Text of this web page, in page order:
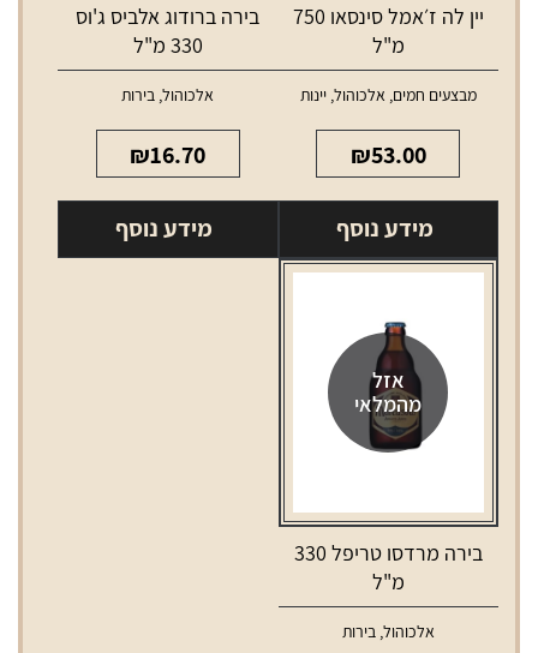
יין לה ז׳אמל סינסאו 750
מ"ל
מבצעים חמים, אלכוהול,יינות
₪53.00
מידע נוסף
בירה ברודוג אלביס ג'וס
330 מ"ל
אלכוהול, בירות
₪16.70
מידע נוסף
אזל
מהמלאי
בירה מרדסו טריפל 330
מ"ל
אלכוהול,בירות